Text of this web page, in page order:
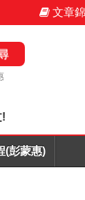
文章
(彭蒙惠)